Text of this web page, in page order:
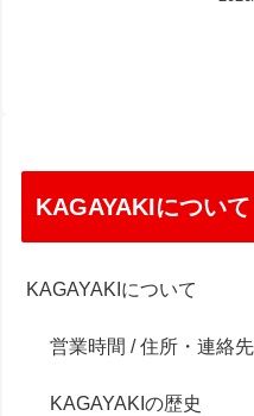
KAGAYAKIについて
KAGAYAKIについて
営業時間 / 住所・連絡先
KAGAYAKIの歴史